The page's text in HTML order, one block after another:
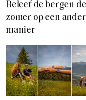
Beleef de bergen
zomer op een
manier